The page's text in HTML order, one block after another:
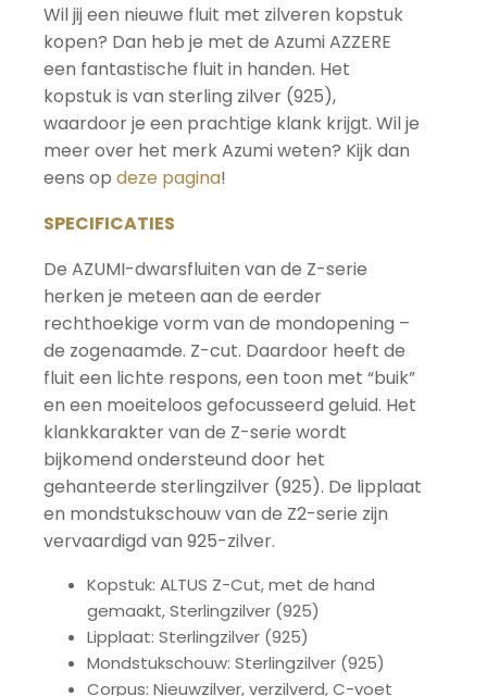
Wil jij een nieuwe fluit met zilveren kopstuk
kopen? Dan heb je met de Azumi AZZERE
een fantastische fluit in handen. Het
kopstuk is van sterling zilver (925),
waardoor je een prachtige klank krijgt. Wil je
meer over het merk Azumi weten? Kijk dan
eens op deze pagina!
SPECIFICATIES
De AZUMI-dwarsfluiten van de Z-serie
herken je meteen aan de eerder
rechthoekige vorm van de mondopening –
de zogenaamde. Z-cut. Daardoor heeft de
fluit een lichte respons, een toon met “buik”
en een moeiteloos gefocusseerd geluid. Het
klankkarakter van de Z-serie wordt
bijkomend ondersteund door het
gehanteerde sterlingzilver (925). De lipplaat
en mondstukschouw van de Z2-serie zijn
vervaardigd van 925-zilver.
Kopstuk: ALTUS Z-Cut, met de hand
gemaakt, Sterlingzilver (925)
Lipplaat: Sterlingzilver (925)
Mondstukschouw: Sterlingzilver (925)
Corpus: Nieuwzilver, verzilverd, C-voet